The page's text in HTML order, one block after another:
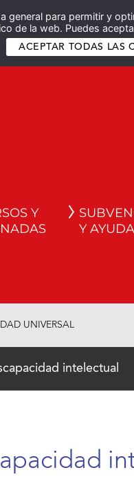
general para permitir y
de la web. Puedes
ACEPTAR TODAS LAS
Y
Y
UNIVERSAL
intelectual